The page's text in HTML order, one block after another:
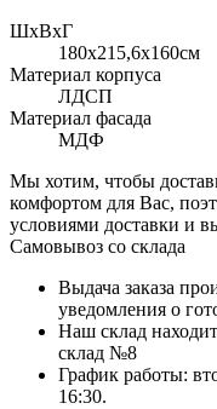
ШхВхГ
180x215,6х160см
Материал корпуса
ЛДСП
Материал фасада
МДФ
Мы хотим, чтобы
комфортом для Вас,
условиями доставки и
Самовывоз со склада
Выдача заказа
уведомления о
Наш склад
склад №8
График работы:
16:30.